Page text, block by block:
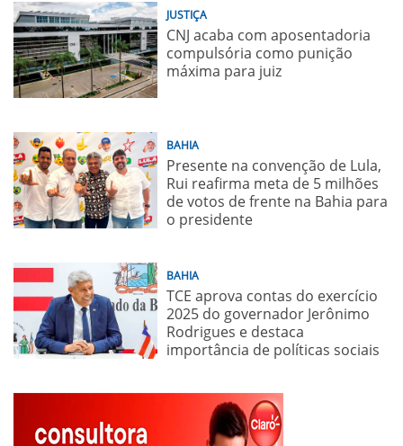
JUSTIÇA
CNJ acaba com aposentadoria
compulsória como punição
máxima para juiz
BAHIA
Presente na convenção de Lula,
Rui reafirma meta de 5 milhões
de votos de frente na Bahia para
o presidente
BAHIA
TCE aprova contas do exercício
2025 do governador Jerônimo
Rodrigues e destaca
importância de políticas sociais